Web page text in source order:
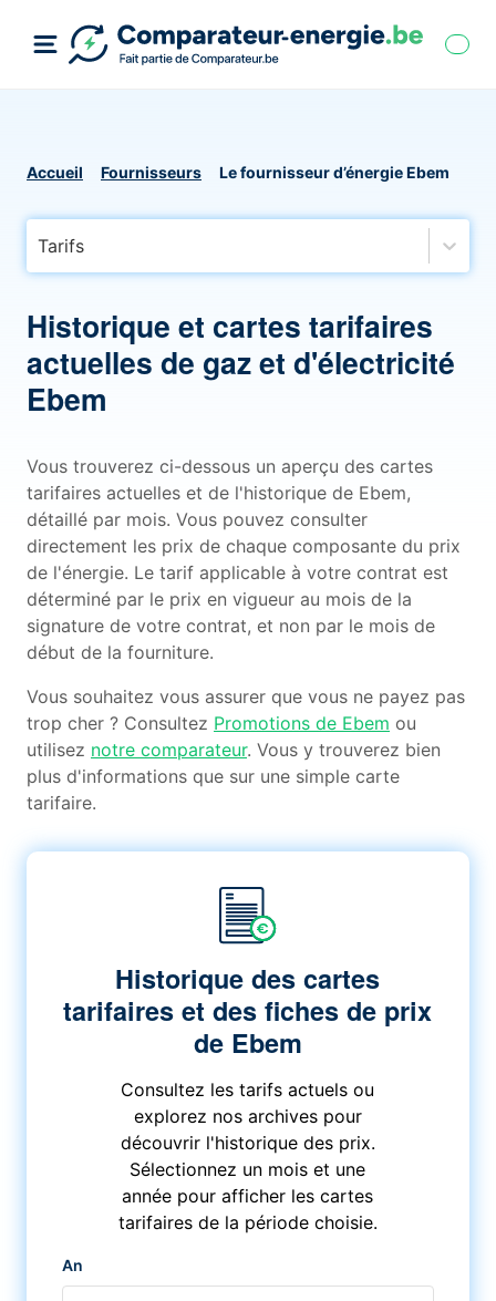
Accueil Fournisseurs Le fournisseur d’énergie Ebem
Tarifs
Historique et cartes tarifaires
actuelles de gaz et d'électricité
Ebem
Vous trouverez ci-dessous un aperçu des cartes
tarifaires actuelles et de l'historique de Ebem,
détaillé par mois. Vous pouvez consulter
directement les prix de chaque composante du prix
de l'énergie. Le tarif applicable à votre contrat est
déterminé par le prix en vigueur au mois de la
signature de votre contrat, et non par le mois de
début de la fourniture.
Vous souhaitez vous assurer que vous ne payez pas
trop cher ? Consultez Promotions de Ebem ou
utilisez notre comparateur. Vous y trouverez bien
plus d'informations que sur une simple carte
tarifaire.
Historique des cartes
tarifaires et des fiches de prix
de Ebem
Consultez les tarifs actuels ou
explorez nos archives pour
découvrir l'historique des prix.
Sélectionnez un mois et une
année pour afficher les cartes
tarifaires de la période choisie.
An